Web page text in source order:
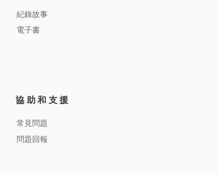
紀錄故事
電子書
協助和支援
常見問題
問題回報